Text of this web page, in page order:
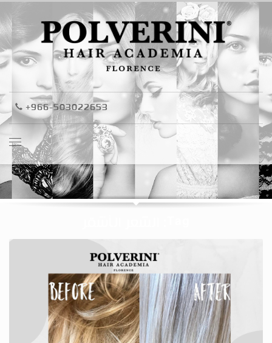
+966-503022653